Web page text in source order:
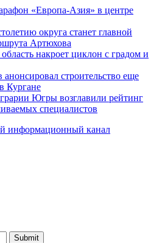
«Европа-Азия» в центре
округа станет главной
Артюхова
накроет циклон с градом и
строительство еще
Кургане
Югры возглавили рейтинг
специалистов
информационный канал
Submit